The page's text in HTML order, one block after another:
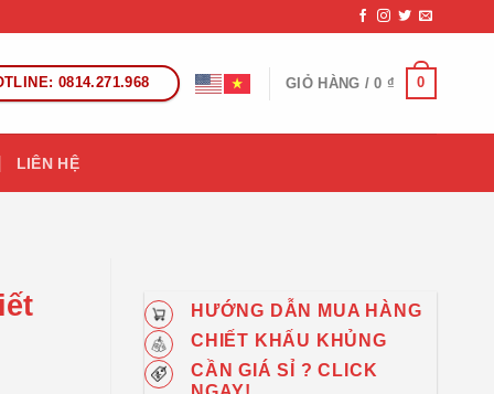
0814.271.968 GIỎ HÀNG /0 ₫ 0
LIÊN HỆ
HƯỚNG DẪN MUA HÀNG
CHIẾT KHẤU KHỦNG
CẦN GIÁ SỈ ? CLICK